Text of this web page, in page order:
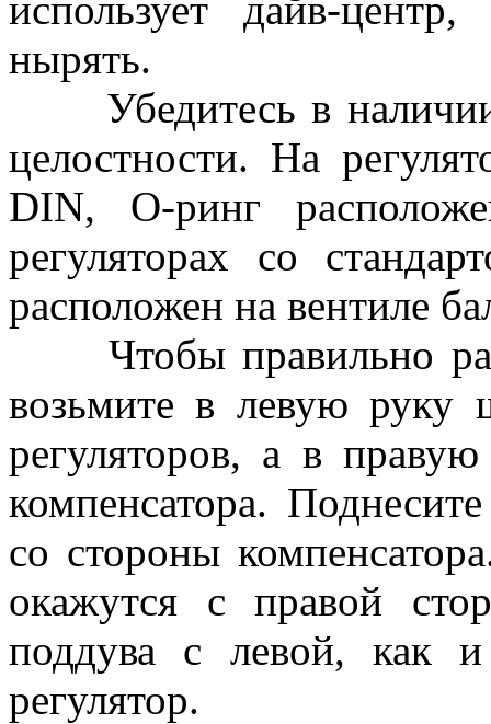
нырять.
Убедитесь в наличии
целостности. На
DIN, О-ринг
регуляторах со
расположен на вентиле
Чтобы правильно
возьмите в левую руку
регуляторов, а в
компенсатора.
со стороны
окажутся с правой
поддува с левой, как
регулятор.